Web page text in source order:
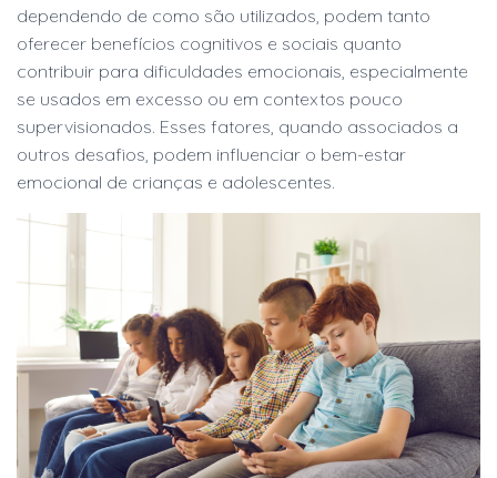
dependendo de como são utilizados, podem tanto
oferecer benefícios cognitivos e sociais quanto
contribuir para dificuldades emocionais, especialmente
se usados em excesso ou em contextos pouco
supervisionados. Esses fatores, quando associados a
outros desafios, podem influenciar o bem-estar
emocional de crianças e adolescentes.